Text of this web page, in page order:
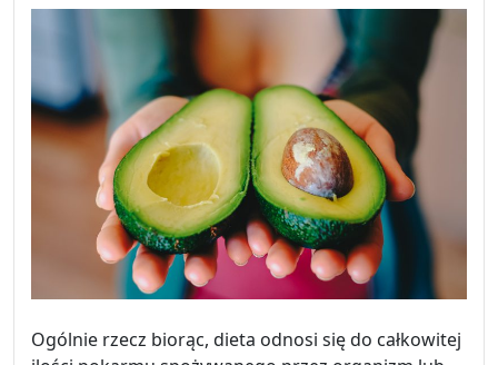
Ogólnie rzecz biorąc, dieta odnosi się do całkowitej